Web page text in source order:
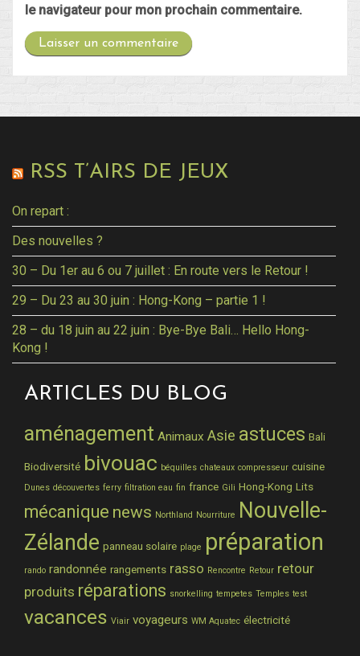
le navigateur pour mon prochain commentaire.
RSS T’AIRS DE JEUX
On repart :
Des nouvelles ?
30 – Du 1er au 6 ou 7 juillet : En route vers le Retour !
29 – Du 23 au 30 juin : Hong-Kong – partie 1 !
28 – du 18 juin au 22 juin : Bye-Bye Bali… Hello Hong-
Kong !
ARTICLES DU BLOG
aménagement Animaux Asie astuces Bali
Biodiversité bivouac béquilles chateaux compresseur cuisine
Dunes découvertes ferry filtration eau fin france Gili Hong-Kong Lits
mécanique news Northland Nourriture Nouvelle-
Zélande panneau solaire plage préparation
rando randonnée rangements rasso Rencontre Retour retour
produits réparations snorkelling tempetes Temples test
vacances Viair voyageurs WM Aquatec électricité